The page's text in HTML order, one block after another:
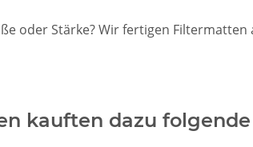
oder Stärke? Wir fertigen
kauften dazu